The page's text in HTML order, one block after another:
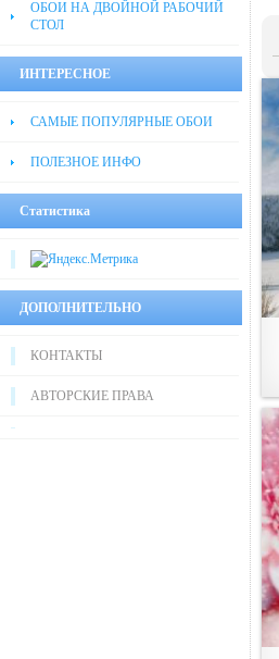
ОБОИ НА ДВОЙНОЙ РАБОЧИЙ
СТОЛ
ИНТЕРЕСНОЕ
САМЫЕ ПОПУЛЯРНЫЕ ОБОИ
ПОЛЕЗНОЕ ИНФО
Статистика
ДОПОЛНИТЕЛЬНО
КОНТАКТЫ
АВТОРСКИЕ ПРАВА